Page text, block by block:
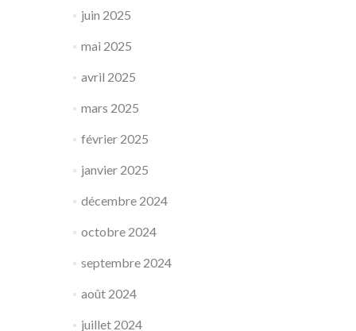
juin 2025
mai 2025
avril 2025
mars 2025
février 2025
janvier 2025
décembre 2024
octobre 2024
septembre 2024
août 2024
juillet 2024